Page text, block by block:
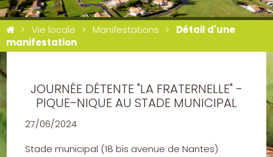
Vie locale Manifestations
Détail d'une
manifestation
JOURNÉE DÉTENTE "LA FRATERNELLE" -
PIQUE-NIQUE AU STADE MUNICIPAL
27/06/2024
Stade municipal (18 bis avenue de Nantes)